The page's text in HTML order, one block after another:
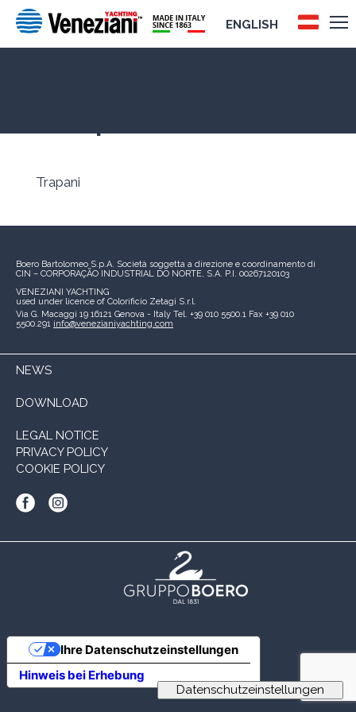
ENGLISH
Trapani
Boero Bartolomeo S.p.A. Società soggetta a direzione e coordinamento di
CIN – CORPORAÇÃO INDUSTRIAL DO NORTE, S.A. P.I. 00267120103
VENEZIANI YACHTING
used under licence of Colorificio Zetagi S.r.l.
Via G. Macaggi 19 16121 Genova - Italy Tel. +39 010 5500.1 Fax +39 010
5500.291 info@venezianiyachting.com
NEWS
DOWNLOAD
LEGAL NOTICE
PRIVACY POLICY
COOKIE POLICY
Hinweis bei Erhebung
Ihre Datenschutzeinstellungen